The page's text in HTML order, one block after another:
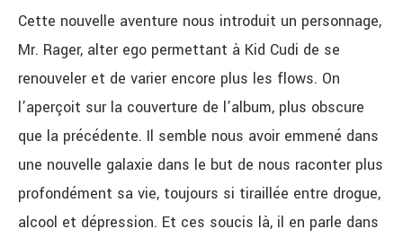
Cette nouvelle aventure nous introduit un personnage,
Mr. Rager, alter ego permettant à Kid Cudi de se
renouveler et de varier encore plus les flows. On
l’aperçoit sur la couverture de l’album, plus obscure
que la précédente. Il semble nous avoir emmené dans
une nouvelle galaxie dans le but de nous raconter plus
profondément sa vie, toujours si tiraillée entre drogue,
alcool et dépression. Et ces soucis là, il en parle dans